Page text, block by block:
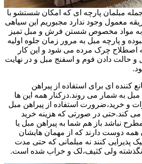
مبلمان پارچه ای که امکان شستشو با
معمول وجود ندارد مجبوریم این سیاهی
به مواد مخصوص شستن فرش و مبل تمیز
و پارچه مبل به مرور زمان جلوه اولیه
اصطلاح چرک مرده می شود و این کار
و حالت دادن فوم و اسفنج مبل و در نهایت
کننده ای برای استفاده از پیراهن
به شمار می روند.درکنار همه این ها
و خرید،ضرورت استفاده از پیراهن مبل
می کند.حتی در صورتی که هزینه خرید
نباشد باز هم شما به پیراهن مبل یا
همه دوست دارند که از مهمان هایشان
پذیرایی کنند نه مبلمانی که حتی مدت
نگذشته ولی کثیف،لک و خراب شده است.